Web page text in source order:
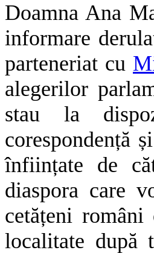
Doamna Ana
informare
parteneriat cu
alegerilor
stau la
corespondență
înființate de
diaspora care
cetățeni
localitate după